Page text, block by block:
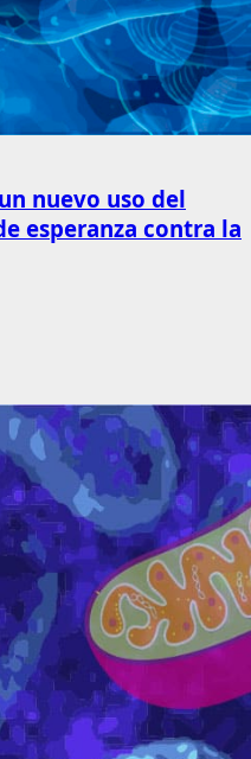
nuevo uso del
esperanza contra la